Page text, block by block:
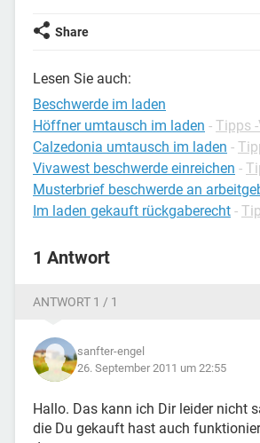
Share
Lesen Sie auch:
Beschwerde im laden
Höffner umtausch im laden - Tipps
Calzedonia umtausch im laden -
Vivawest beschwerde einreichen -
Musterbrief beschwerde an
Im laden gekauft rückgaberecht -
1 Antwort
ANTWORT 1 / 1
sanfter-engel
26. September 2011 um 22:55
Hallo. Das kann ich Dir leider nicht
die Du gekauft hast auch